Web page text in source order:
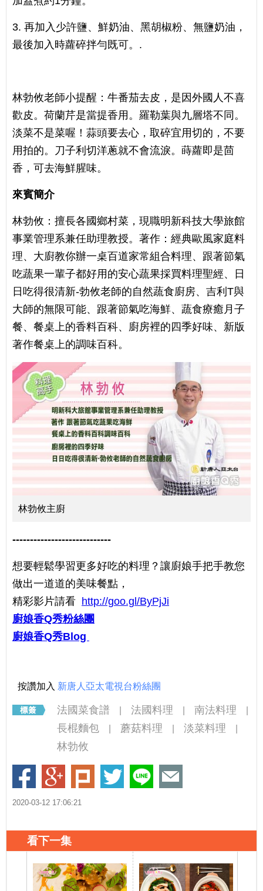
3. 再加入少許鹽、鮮奶油、黑胡椒粉、無鹽奶油，
最後加入時蘿碎拌勻既可。.
林勃攸老師小提醒：牛番茄去皮，是因外國人不喜
歡皮。荷蘭芹是當提香用。羅勒葉與九層塔不同。
淡菜不是菜喔！蒜頭要去心，取碎宜用切的，不要
用拍的。刀子利切洋蔥就不會流淚。蒔蘿即是茴
香，可去海鮮腥味。
來賓簡介
林勃攸：擅長各國鄉村菜，現職明新科技大學旅館
事業管理系兼任助理教授。著作：經典歐風家庭料
理、大廚教你辦一桌百道家常組合料理、跟著節氣
吃蔬果一輩子都好用的安心蔬果採買料理聖經、日
日吃得很清新-勃攸老師的自然蔬食廚房、吉利T與
大師的無限可能、跟著節氣吃海鮮、蔬食療癒月子
餐、餐桌上的香料百科、廚房裡的四季好味、新版
著作餐桌上的調味百科。
林勃攸主廚
----------------------------
想要輕鬆學習更多好吃的料理？讓廚娘手把手教您
做出一道道的美味餐點，
精彩影片請看 http://goo.gl/ByPjJi
廚娘香Q秀粉絲團
廚娘香Q秀Blog
按讚加入 新唐人亞太電視台粉絲團
法國菜食譜 法國料理 南法料理
長棍麵包 蘑菇料理 淡菜料理
林勃攸
2020-03-12 17:06:21
看下一集